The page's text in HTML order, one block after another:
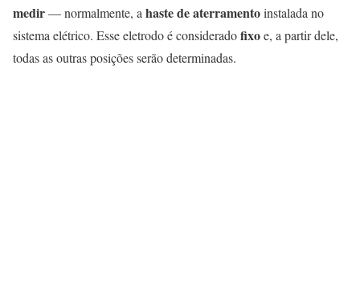
medir— normalmente, a haste de aterramentoinstalada no
sistema elétrico. Esse eletrodo é consideradofixoe, a partir dele,
todas as outras posições serão determinadas.